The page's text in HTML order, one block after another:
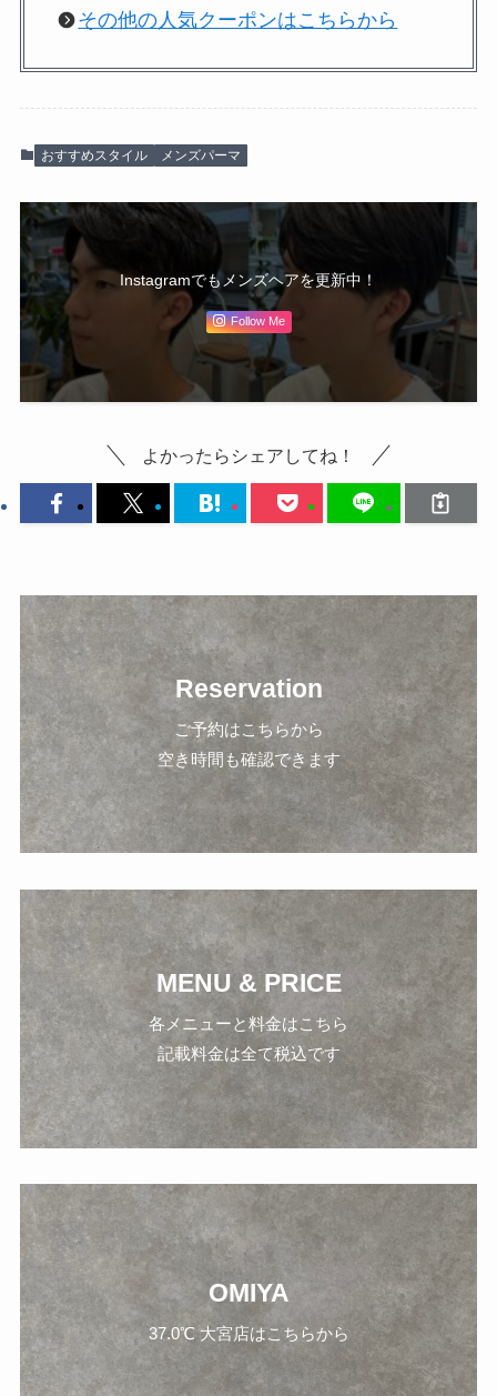
その他の人気クーポンはこちらから
おすすめスタイル メンズパーマ
Instagramでもメンズヘアを更新中！
Follow Me
よかったらシェアしてね！
Reservation
ご予約はこちらから
空き時間も確認できます
MENU & PRICE
各メニューと料金はこちら
記載料金は全て税込です
OMIYA
37.0℃ 大宮店はこちらから